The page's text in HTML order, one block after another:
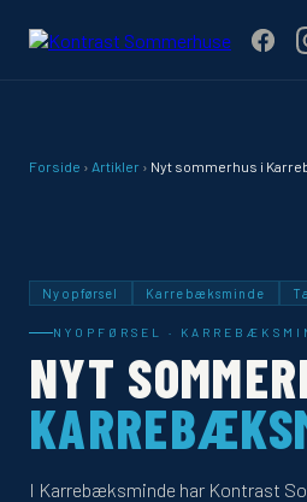
Forside › Artikler › Nyt sommerhus i
Nyopførsel Karrebæksminde
NYOPFØRSEL ·
NYT
I Karrebæksminde har Kontrast